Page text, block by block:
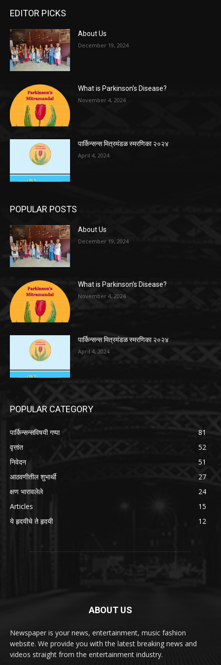
EDITOR PICKS
About Us
December 19, 2024
What is Parkinson’s Disease?
November 4, 2024
पार्किन्सन्स मित्रमंडळ स्मरणिका २०२४
April 4, 2024
POPULAR POSTS
About Us
December 19, 2024
What is Parkinson’s Disease?
November 4, 2024
पार्किन्सन्स मित्रमंडळ स्मरणिका २०२४
April 4, 2024
POPULAR CATEGORY
पार्किन्सन्सविषयी गप्पा
81
वृत्तांत
52
निवेदन
51
आठवणीतील शुभार्थी
27
क्षण भारावलेले
24
Articles
15
ये हृदयीचे ते हृदयी
12
ABOUT US
Newspaper is your news, entertainment, music fashion
website. We provide you with the latest breaking news and
videos straight from the entertainment industry.